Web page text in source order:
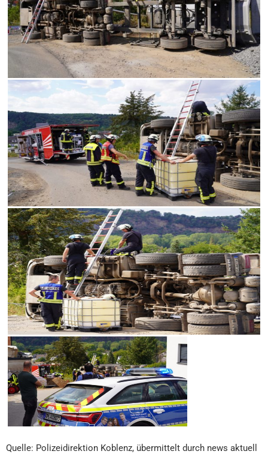
Quelle: Polizeidirektion Koblenz, übermittelt durch news aktuell